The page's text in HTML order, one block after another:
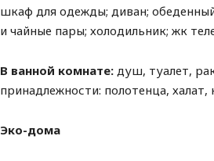
шкаф для одежды; диван;
и чайные пары; холодильник; жк
В ванной комнате: душ, туалет,
принадлежности: полотенца, халат,
Эко-дома